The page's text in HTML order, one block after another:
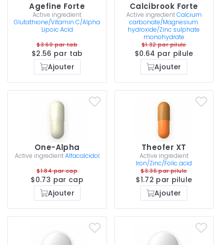
Agefine Forte
Active ingredient
Glutathione/Vitamin C/Alpha
Lipoic Acid
$3.60 par tab
$2.56 par tab
Ajouter
Calcibrook Forte
Active ingredientCalcium
carbonate/Magnesium
hydroxide/Zinc sulphate
monohydrate
$1.32 par pilule
$0.64 par pilule
Ajouter
One-Alpha
Active ingredientAlfacalcidol
$1.84 par cap
$0.73 par cap
Ajouter
Theofer XT
Active ingredient
Iron/Zinc/Folic acid
$3.36 par pilule
$1.72 par pilule
Ajouter